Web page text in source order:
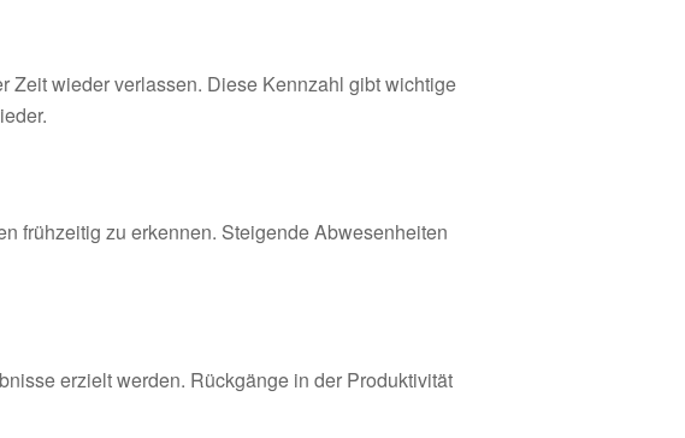
Zeit wieder verlassen. Diese Kennzahl gibt wichtige
frühzeitig zu erkennen. Steigende Abwesenheiten
erzielt werden. Rückgänge in der Produktivität